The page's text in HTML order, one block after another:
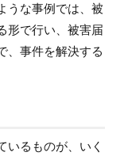
うな事例では、被
形で行い、被害届
、事件を解決する
いるものが、いく